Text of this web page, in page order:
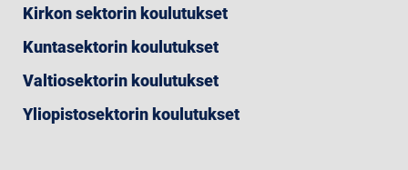
Kirkon sektorin koulutukset
Kuntasektorin koulutukset
Valtiosektorin koulutukset
Yliopistosektorin koulutukset